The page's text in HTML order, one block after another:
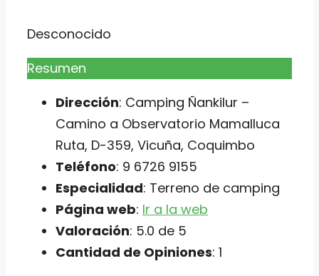
Desconocido
Resumen
Dirección: Camping Ñankilur –
Camino a Observatorio Mamalluca
Ruta, D-359, Vicuña, Coquimbo
Teléfono: 9 6726 9155
Especialidad: Terreno de camping
Página web: Ir a la web
Valoración: 5.0 de 5
Cantidad de Opiniones: 1